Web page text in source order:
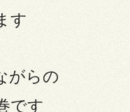
す
がらの
です